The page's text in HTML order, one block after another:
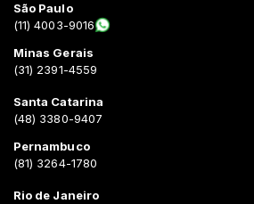
São Paulo
(11) 4003-9016
Minas Gerais
(31) 2391-4559
Santa Catarina
(48) 3380-9407
Pernambuco
(81) 3264-1780
Rio de Janeiro